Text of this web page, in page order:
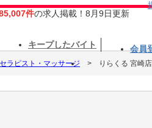
件の求人掲載！8月9日更新
キープしたバイト 会員
ラピスト・マッサージ りらくる 宮崎